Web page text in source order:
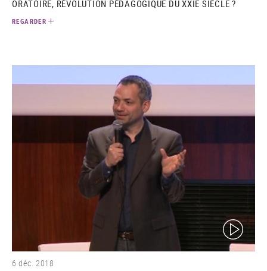
ORATOIRE, RÉVOLUTION PÉDAGOGIQUE DU XXIE SIÈCLE ?
REGARDER
(video)
6 déc. 2018